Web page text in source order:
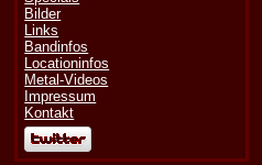
Bilder
Links
Bandinfos
Locationinfos
Metal-Videos
Impressum
Kontakt